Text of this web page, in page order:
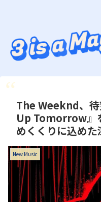
The Weeknd、
Up Tomorrow』
めくくりに込め
New Music